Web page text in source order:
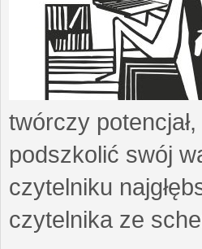
twórczy
podszkolić swój
czytelniku
czytelnika ze